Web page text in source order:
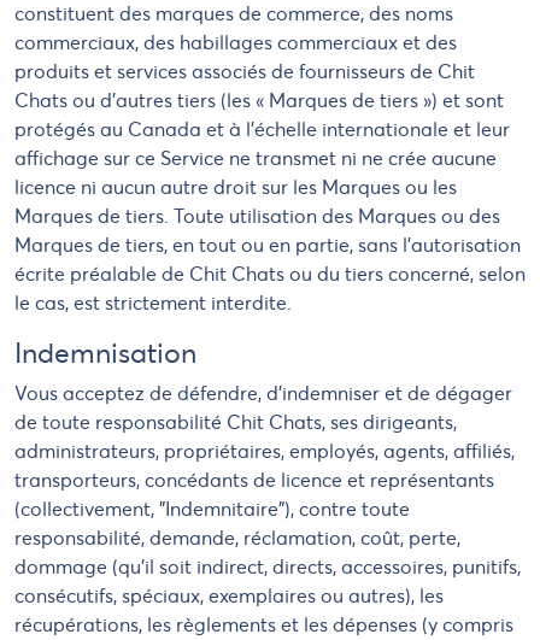
constituent des marques de commerce, des noms
commerciaux, des habillages commerciaux et des
produits et services associés de fournisseurs de Chit
Chats ou d'autres tiers (les « Marques de tiers ») et sont
protégés au Canada et à l'échelle internationale et leur
affichage sur ce Service ne transmet ni ne crée aucune
licence ni aucun autre droit sur les Marques ou les
Marques de tiers. Toute utilisation des Marques ou des
Marques de tiers, en tout ou en partie, sans l'autorisation
écrite préalable de Chit Chats ou du tiers concerné, selon
le cas, est strictement interdite.
Indemnisation
Vous acceptez de défendre, d'indemniser et de dégager
de toute responsabilité Chit Chats, ses dirigeants,
administrateurs, propriétaires, employés, agents, affiliés,
transporteurs, concédants de licence et représentants
(collectivement, "Indemnitaire"), contre toute
responsabilité, demande, réclamation, coût, perte,
dommage (qu'il soit indirect, directs, accessoires, punitifs,
consécutifs, spéciaux, exemplaires ou autres), les
récupérations, les règlements et les dépenses (y compris